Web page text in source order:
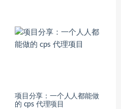
项目分享：一个人人都能做
的 cps 代理项目